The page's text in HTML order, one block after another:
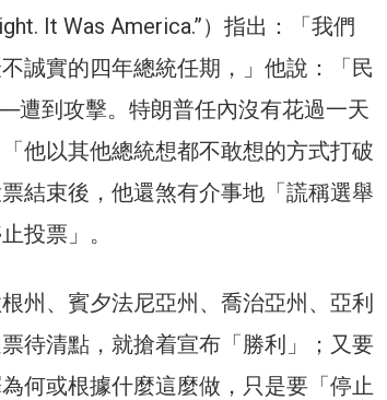
It Was America.”）指出：「我們
誠實的四年總統任期，」他說：「民
遭到攻擊。特朗普任內沒有花過一天
他以其他總統想都不敢想的方式打破
結束後，他還煞有介事地「謊稱選舉
投票」。
州、賓夕法尼亞州、喬治亞州、亞利
待清點，就搶着宣布「勝利」；又要
何或根據什麼這麼做，只是要「停止